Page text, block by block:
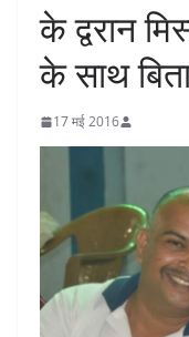
के द्वरान
के साथ
17 मई 2016